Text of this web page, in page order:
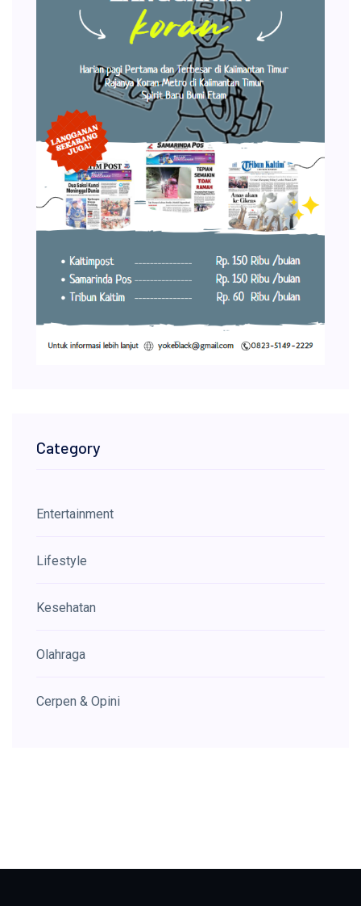
Category
Entertainment
Lifestyle
Kesehatan
Olahraga
Cerpen & Opini